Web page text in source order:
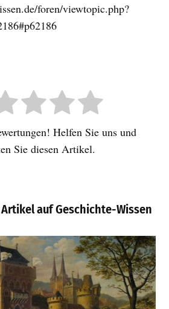
foren/viewtopic.php?
Helfen Sie uns und
Sie diesen Artikel.
auf Geschichte-Wissen